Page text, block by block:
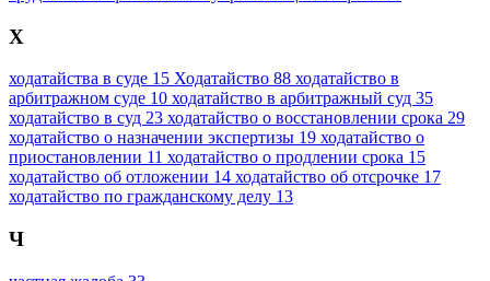
Х
ходатайства в суде 15 Ходатайство 88 ходатайство в
арбитражном суде 10 ходатайство в арбитражный суд 35
ходатайство в суд 23 ходатайство о восстановлении срока 29
ходатайство о назначении экспертизы 19 ходатайство о
приостановлении 11 ходатайство о продлении срока 15
ходатайство об отложении 14 ходатайство об отсрочке 17
ходатайство по гражданскому делу 13
Ч